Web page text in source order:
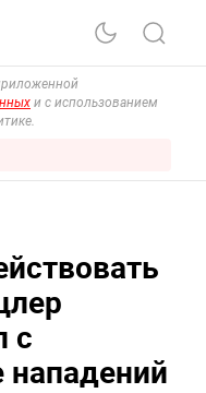
и с использованием
с
нападений